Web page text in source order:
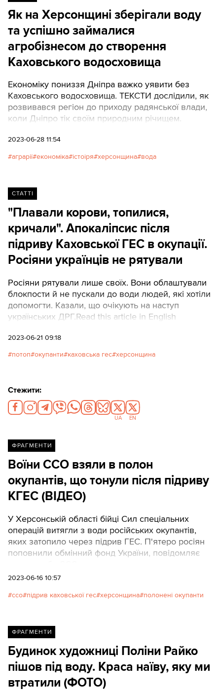
Як на Херсонщині зберігали воду
та успішно займалися
агробізнесом до створення
Каховського водосховища
Економіку пониззя Дніпра важко уявити без
Каховського водосховища. ТЕКСТИ дослідили, як
розвивався регіон до приходу радянської влади,
коли Дніпро тік своїм природним річищем.
2023-06-28 11:54
аграрії економіка істоіря херсонщина вода
СТАТТІ
"Плавали корови, топилися,
кричали". Апокаліпсис після
підриву Каховської ГЕС в окупації.
Росіяни українців не рятували
Росіяни рятували лише своїх. Вони облаштували
блокпости й не пускали до води людей, які хотіли
допомогти. Казали, що очікують на наступ
українських ДРГ.Read this article in English
2023-06-21 09:18
потоп окупанти каховська гес херсонщина
Стежити:
UA EN
ФРАГМЕНТИ
Воїни ССО взяли в полон
окупантів, що тонули після підриву
КГЕС (ВІДЕО)
У Херсонській області бійці Сил спеціальних
операцій витягли з води російських окупантів,
яких затопило через підрив ГЕС. П'ятеро росіян
поповнили обмінний фонд України, повідомляє
2023-06-16 10:57
ссо підрив каховської гес херсонщина полонені окупанти
ФРАГМЕНТИ
Будинок художниці Поліни Райко
пішов під воду. Краса наїву, яку ми
втратили (ФОТО)